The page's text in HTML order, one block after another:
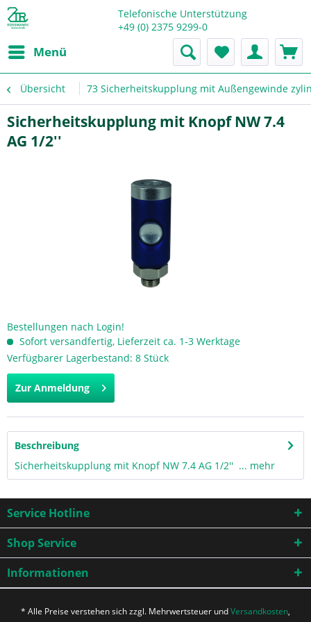
Telefonische Unterstützung
+49 (0) 2375 9299-0
Menü
Übersicht 73 Sicherheitskupplung mit Außengewinde
Sicherheitskupplung mit Knopf NW 7.4
AG 1/2''
Bestellungen nach Login!
Sofort versandfertig, Lieferzeit ca. 1-3 Werktage
Verfügbarer Lagerbestand: 8 Stück
Zur Anmeldung
Beschreibung
Sicherheitskupplung mit Knopf NW 7.4 AG 1/2'' ... mehr
Service Hotline
Shop Service
Informationen
* Alle Preise verstehen sich zzgl. Mehrwertsteuer undVersandkosten,